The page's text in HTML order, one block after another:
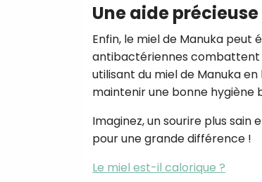
Une aide
Enfin, le miel de Manuka
antibactériennes combattent
utilisant du miel de Manuka
maintenir une bonne hygiène
Imaginez, un sourire plus
pour une grande différence !
Le miel est-il calorique ?